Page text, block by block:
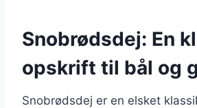
Snobrødsdej: En
opskrift til bål og
Snobrødsdej er en elsket